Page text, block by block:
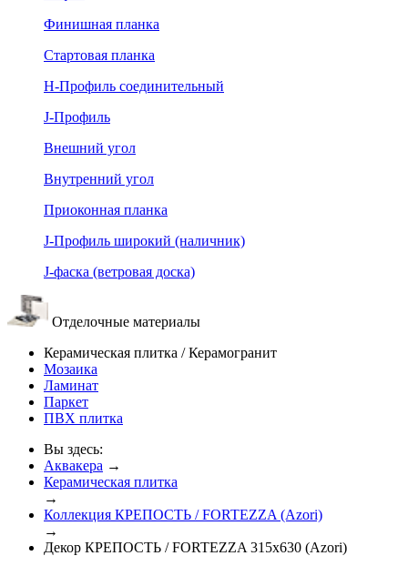
Финишная планка
Стартовая планка
Н-Профиль соединительный
J-Профиль
Внешний угол
Внутренний угол
Приоконная планка
J-Профиль широкий (наличник)
J-фаска (ветровая доска)
Отделочные материалы
Керамическая плитка / Керамогранит
Мозаика
Ламинат
Паркет
ПВХ плитка
Вы здесь:
Аквакера →
Керамическая плитка
→
Коллекция КРЕПОСТЬ / FORTEZZA (Azori)
→
Декор КРЕПОСТЬ / FORTEZZA 315x630 (Azori)